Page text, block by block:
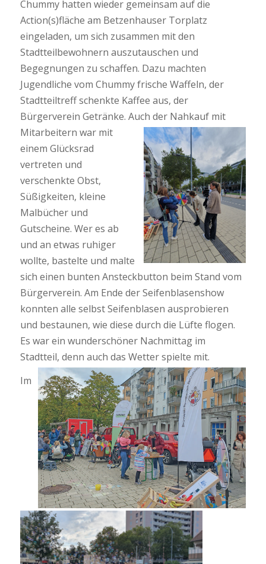
Chummy hatten wieder gemeinsam auf die
Action(s)fläche am Betzenhauser Torplatz
eingeladen, um sich zusammen mit den
Stadtteilbewohnern auszutauschen und
Begegnungen zu schaffen. Dazu machten
Jugendliche vom Chummy frische Waffeln, der
Stadtteiltreff schenkte Kaffee aus, der
Bürgerverein Getränke. Auch der Nahkauf mit
Mitarbeitern war mit
einem Glücksrad
vertreten und
verschenkte Obst,
Süßigkeiten, kleine
Malbücher und
Gutscheine. Wer es ab
und an etwas ruhiger
wollte, bastelte und malte
sich einen bunten Ansteckbutton beim Stand vom
Bürgerverein. Am Ende der Seifenblasenshow
konnten alle selbst Seifenblasen ausprobieren
und bestaunen, wie diese durch die Lüfte flogen.
Es war ein wunderschöner Nachmittag im
Stadtteil, denn auch das Wetter spielte mit.
Im